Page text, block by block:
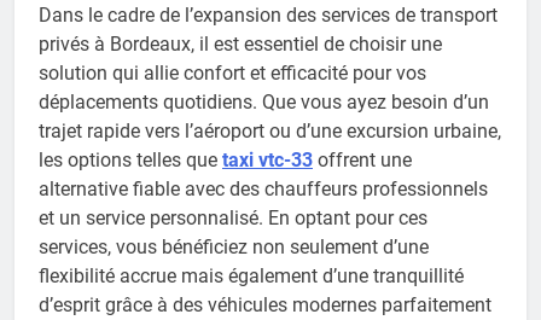
Dans le cadre de l’expansion des services de transport
privés à Bordeaux, il est essentiel de choisir une
solution qui allie confort et efficacité pour vos
déplacements quotidiens. Que vous ayez besoin d’un
trajet rapide vers l’aéroport ou d’une excursion urbaine,
les options telles que taxi vtc-33 offrent une
alternative fiable avec des chauffeurs professionnels
et un service personnalisé. En optant pour ces
services, vous bénéficiez non seulement d’une
flexibilité accrue mais également d’une tranquillité
d’esprit grâce à des véhicules modernes parfaitement